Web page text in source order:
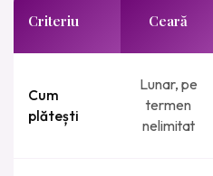
Criteriu Ceară
Cum
plătești
Lunar, pe
termen
nelimitat